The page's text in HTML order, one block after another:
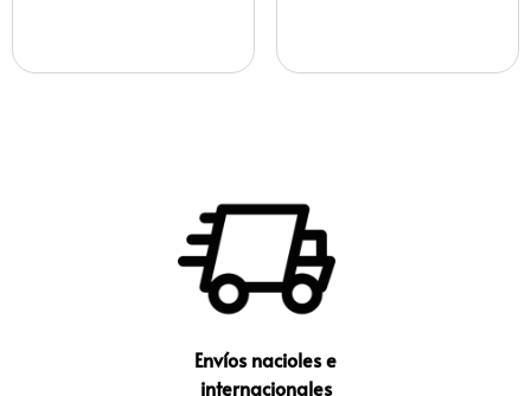
Envíos nacioles e
internacionales